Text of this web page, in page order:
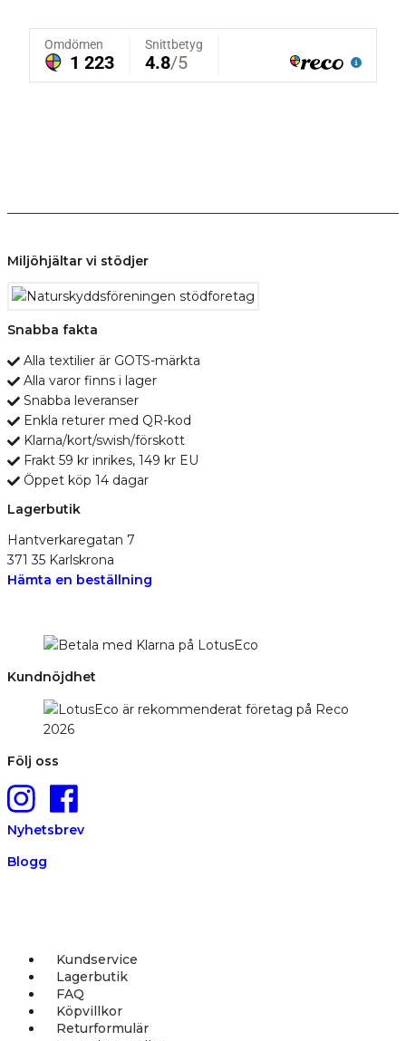
Miljöhjältar vi stödjer
Snabba fakta
Alla textilier är GOTS-märkta
Alla varor finns i lager
Snabba leveranser
Enkla returer med QR-kod
Klarna/kort/swish/förskott
Frakt 59 kr inrikes, 149 kr EU
Öppet köp 14 dagar
Lagerbutik
Hantverkaregatan 7
371 35 Karlskrona
Hämta en beställning
Kundnöjdhet
Följ oss
Nyhetsbrev
Blogg
Kundservice
Lagerbutik
FAQ
Köpvillkor
Returformulär